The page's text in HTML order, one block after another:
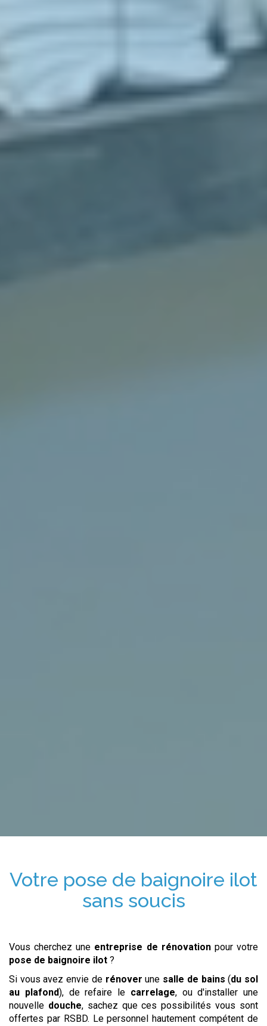
Votre pose de baignoire ilot
sans soucis
Vous cherchez une entreprise de rénovationpour votre
pose de baignoire ilot ?
Si vous avez envie de rénover une salle de bains (du sol
au plafond), de refaire le carrelage, ou d'installer une
nouvelle douche, sachez que ces possibilités vous sont
offertes par RSBD. Le personnel hautement compétent de